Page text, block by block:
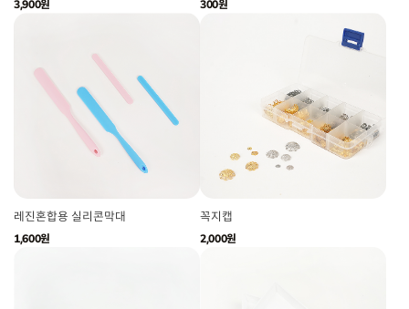
3,900원 300원
레진혼합용 실리콘막대
1,600원
꼭지캡
2,000원